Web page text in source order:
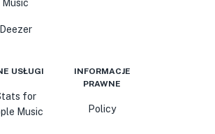
Music
Deezer
USŁUGI
for
Music
INFORMACJE
PRAWNE
Policy